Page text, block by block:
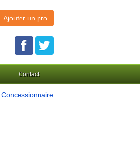
Ajouter un pro
Contact
Concessionnaire